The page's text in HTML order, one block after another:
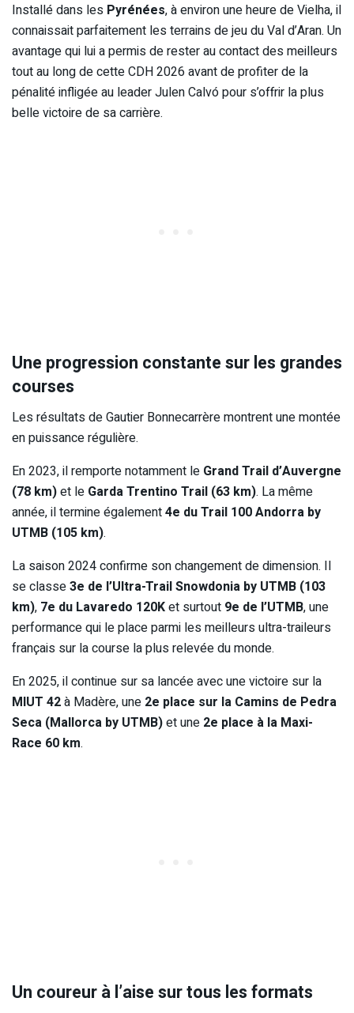
Installé dans les Pyrénées, à environ une heure de Vielha, il
connaissait parfaitement les terrains de jeu du Val d’Aran. Un
avantage qui lui a permis de rester au contact des meilleurs
tout au long de cette CDH 2026 avant de profiter de la
pénalité infligée au leader Julen Calvó pour s’offrir la plus
belle victoire de sa carrière.
Une progression constante sur les grandes
courses
Les résultats de Gautier Bonnecarrère montrent une montée
en puissance régulière.
En 2023, il remporte notamment le Grand Trail d’Auvergne
(78 km)et le Garda Trentino Trail (63 km). La même
année, il termine également4e du Trail 100 Andorra by
UTMB (105 km).
La saison 2024 confirme son changement de dimension. Il
se classe3e de l’Ultra-Trail Snowdonia by UTMB (103
km), 7e du Lavaredo 120Ket surtout 9e de l’UTMB, une
performance qui le place parmi les meilleurs ultra-traileurs
français sur la course la plus relevée du monde.
En 2025, il continue sur sa lancée avec une victoire sur la
MIUT 42à Madère, une 2e place sur la Camins de Pedra
Seca (Mallorca by UTMB)et une 2e place à la Maxi-
Race 60 km.
Un coureur à l’aise sur tous les formats